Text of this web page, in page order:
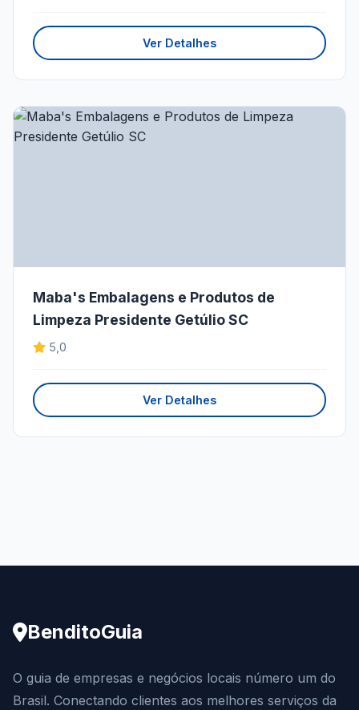
Ver Detalhes
Maba's Embalagens e Produtos de
Limpeza Presidente Getúlio SC
5,0
Ver Detalhes
BenditoGuia
O guia de empresas e negócios locais número um do
Brasil. Conectando clientes aos melhores serviços da